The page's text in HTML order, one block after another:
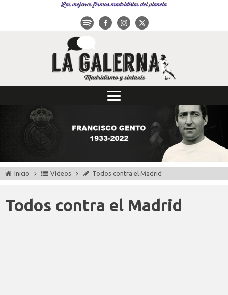
Las mejores firmas madridistas del planeta
Inicio Vídeos Todos contra el Madrid
Todos contra el Madrid